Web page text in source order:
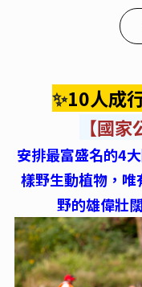
✨10人成
【國
安排最富盛名的4
樣野生動植物，
野的雄偉壯